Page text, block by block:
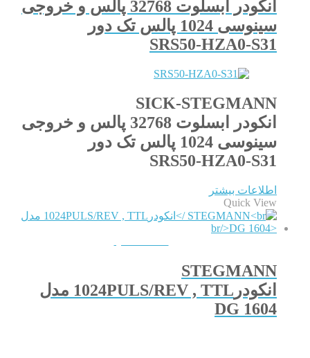
انکودر ابسلوت 32768 پالس و خروجی
سینوسی 1024 پالس تک دور
SRS50-HZA0-S31
SICK-STEGMANN
انکودر ابسلوت 32768 پالس و خروجی
سینوسی 1024 پالس تک دور
SRS50-HZA0-S31
اطلاعات بیشتر
Quick View
STEGMANN
انکودر1024PULS/REV , TTL مدل
DG 1604